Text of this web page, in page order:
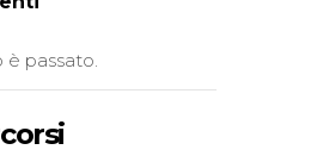
passato.